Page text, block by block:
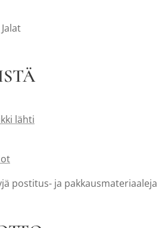
lähti
postitus- ja pakkausmateriaaleja